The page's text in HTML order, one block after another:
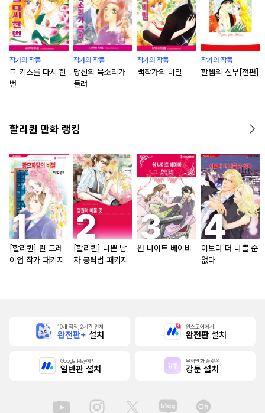
작가의 작품
그 키스를 다시 한
번
작가의 작품
당신의 목소리가
들려
작가의 작품
백작가의 비밀
작가의 작품
할렘의 신부[전편]
할리퀸 만화 랭킹
[할리퀸] 린 그레
이엄 작가 패키지
[할리퀸] 나쁜 남
자 공략법 패키지
원 나이트 베이비
이보다 더 나쁠 순
없다
10배 적립, 2시간 먼저
완전판+ 설치
원스토어에서
완전판 설치
Google Play에서
일반판 설치
무협만화 플랫폼
강툰 설치